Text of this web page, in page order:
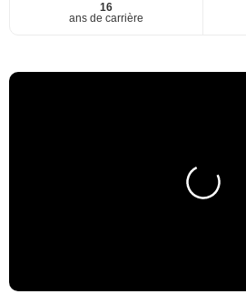
16
ans de carrière